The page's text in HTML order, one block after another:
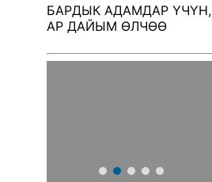
БАРДЫК АДАМДАР ҮЧҮН,
АР ДАЙЫМ ӨЛЧӨӨ